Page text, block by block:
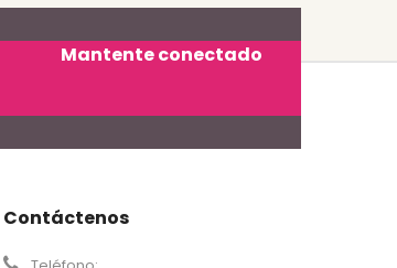
Mantente conectado
Contáctenos